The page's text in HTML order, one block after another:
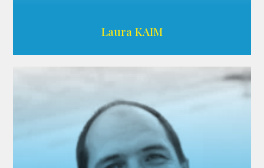
Laura KAIM